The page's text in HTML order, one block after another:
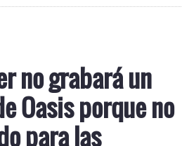
no grabará un
Oasis porque no
para las